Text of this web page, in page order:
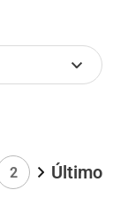
2 Último